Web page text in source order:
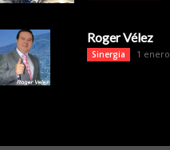
Roger Vélez
Sinergia 1